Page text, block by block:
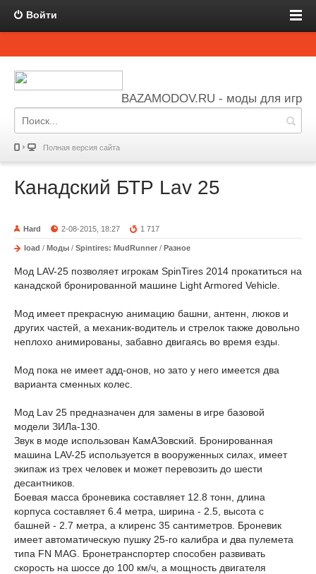
Войти
BAZAMODOV.RU - моды для игр
Полная версия сайта
Канадский БТР Lav 25
Hard 2-08-2015, 18:27 1 717
load / Моды / Spintires: MudRunner / Разное
Мод LAV-25 позволяет игрокам SpinTires 2014 прокатиться на
канадской бронированной машине Light Armored Vehicle.
Мод имеет прекрасную анимацию башни, антенн, люков и
других частей, а механик-водитель и стрелок также довольно
неплохо анимированы, забавно двигаясь во время езды.
Мод пока не имеет адд-онов, но зато у него имеется два
варианта сменных колес.
Мод Lav 25 предназначен для замены в игре базовой
модели ЗИЛа-130.
Звук в моде использован КамАЗовский. Бронированная
машина LAV-25 используется в вооруженных силах, имеет
экипаж из трех человек и может перевозить до шести
десантников.
Боевая масса броневика составляет 12.8 тонн, длина
корпуса составляет 6.4 метра, ширина - 2.5, высота с
башней - 2.7 метра, а клиренс 35 сантиметров. Броневик
имеет автоматическую пушку 25-го калибра и два пулемета
типа FN MAG. Бронетранспортер способен развивать
скорость на шоссе до 100 км/ч, а мощность двигателя